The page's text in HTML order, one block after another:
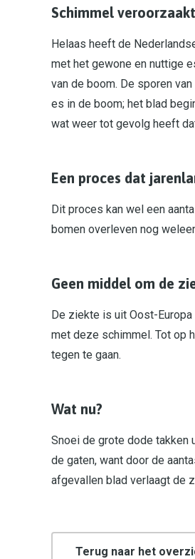
Schimmel
Helaas heeft de
met het gewone en nuttige
van de boom. De sporen
es in de boom; het blad
wat weer tot gevolg heeft
Een proces dat
Dit proces kan wel een
bomen overleven nog
Geen middel om de
De ziekte is uit Oost-
met deze schimmel. Tot op
tegen te gaan.
Wat nu?
Snoei de grote dode takken
de gaten, want door de
afgevallen blad verlaagt de
Terug naar het